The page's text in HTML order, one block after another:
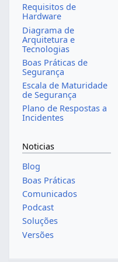
Requisitos de
Hardware
Diagrama de
Arquitetura e
Tecnologias
Boas Práticas de
Segurança
Escala de Maturidade
de Segurança
Plano de Respostas a
Incidentes
Noticias
Blog
Boas Práticas
Comunicados
Podcast
Soluções
Versões